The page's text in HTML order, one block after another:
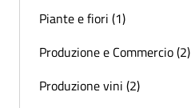
Piante e fiori (1)
Produzione e Commercio (2)
Produzione vini (2)